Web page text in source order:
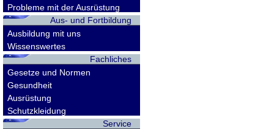
Probleme mit der Ausrüstung
Aus- und Fortbildung
Ausbildung mit uns
Wissenswertes
Fachliches
Gesetze und Normen
Gesundheit
Ausrüstung
Schutzkleidung
Service